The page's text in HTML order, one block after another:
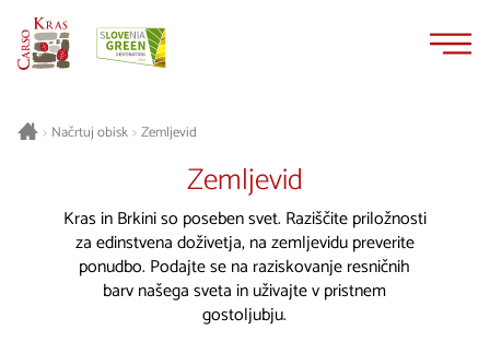
> Načrtuj obisk> Zemljevid
Zemljevid
Kras in Brkini so poseben svet. Raziščite priložnosti
za edinstvena doživetja, na zemljevidu preverite
ponudbo. Podajte se na raziskovanje resničnih
barv našega sveta in uživajte v pristnem
gostoljubju.